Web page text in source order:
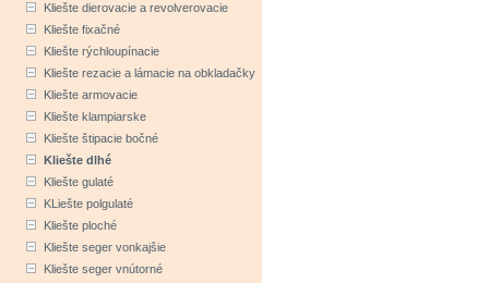
Kliešte dierovacie a revolverovacie
Kliešte fixačné
Kliešte rýchloupínacie
Kliešte rezacie a lámacie na obkladačky
Kliešte armovacie
Kliešte klampiarske
Kliešte štipacie bočné
Kliešte dlhé
Kliešte gulaté
KLiešte polgulaté
Kliešte ploché
Kliešte seger vonkajšie
Kliešte seger vnútorné